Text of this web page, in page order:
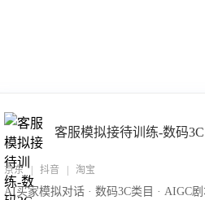
客服模拟接待训练-数码3C
京东 | 抖音 | 淘宝
AI买家模拟对话 · 数码3C类目 · AIGC